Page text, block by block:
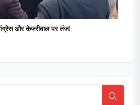
और केजरीवाल पर तंज!